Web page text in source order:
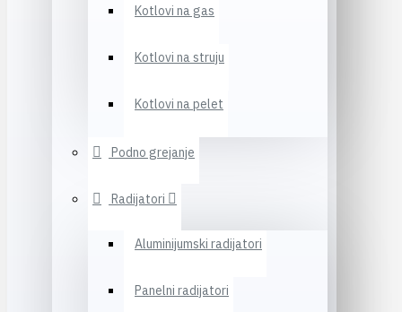
Kotlovi na gas
Kotlovi na struju
Kotlovi na pelet
Podno grejanje
Radijatori
Aluminijumski radijatori
Panelni radijatori